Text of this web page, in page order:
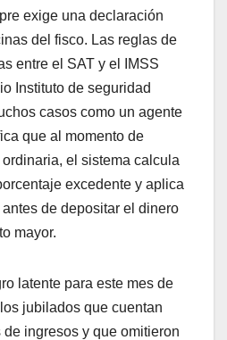
exige una declaración
del fisco. Las reglas de
entre el SAT y el IMSS
Instituto de seguridad
casos como un agente
que al momento de
el sistema calcula
excedente y aplica
de depositar el dinero
mayor.
latente para este mes de
jubilados que cuentan
ingresos y que omitieron